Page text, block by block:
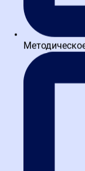
заказчика
Довод №1:
аудитории
Что утверждал
наличие в учебной
с экраном
требования
санитарным